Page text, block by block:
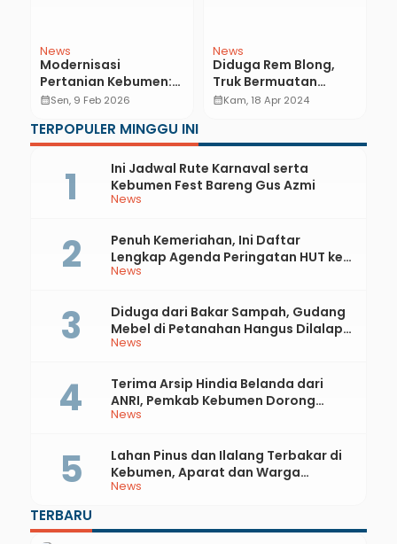
News
Modernisasi
Pertanian Kebumen:
Bupati Lilis Serahkan
Senilai Rp12 Miliar
calendar_monthSen, 9 Feb 2026
News
Diduga Rem Blong,
Truk Bermuatan
Puluhan Pelajar
Penumpangnya
calendar_monthKam, 18 Apr 2024
TERPOPULER MINGGU INI
News
Ini Jadwal Rute Karnaval serta
Kebumen Fest Bareng Gus Azmi
News
Penuh Kemeriahan, Ini Daftar
Lengkap Agenda Peringatan HUT ke-
81 RI dan Hari Jadi ke-397 Kabupaten
News
Diduga dari Bakar Sampah, Gudang
Mebel di Petanahan Hangus Dilalap
Api
News
Terima Arsip Hindia Belanda dari
ANRI, Pemkab Kebumen Dorong
Integrasi Sejarah, Geopark, dan
News
Lahan Pinus dan Ilalang Terbakar di
Kebumen, Aparat dan Warga
Padamkan Api Secara Manual
TERBARU